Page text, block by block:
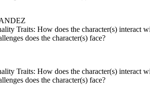
Traits: How does the character(s) interact
does the character(s) face?
Traits: How does the character(s) interact
does the character(s) face?